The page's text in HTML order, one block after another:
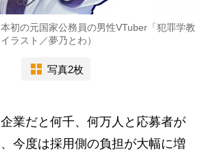
初の元国家公務員の男性VTuber「犯罪学教
ラスト／夢乃とわ）
写真2枚
業だと何千、何万人と応募者が
今度は採用側の負担が大幅に増